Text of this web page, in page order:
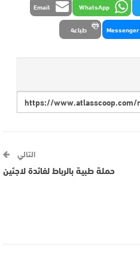
WhatsApp
Email
Messenger طباعة
التالي
حملة طبية بالرباط لفائدة لاجئين